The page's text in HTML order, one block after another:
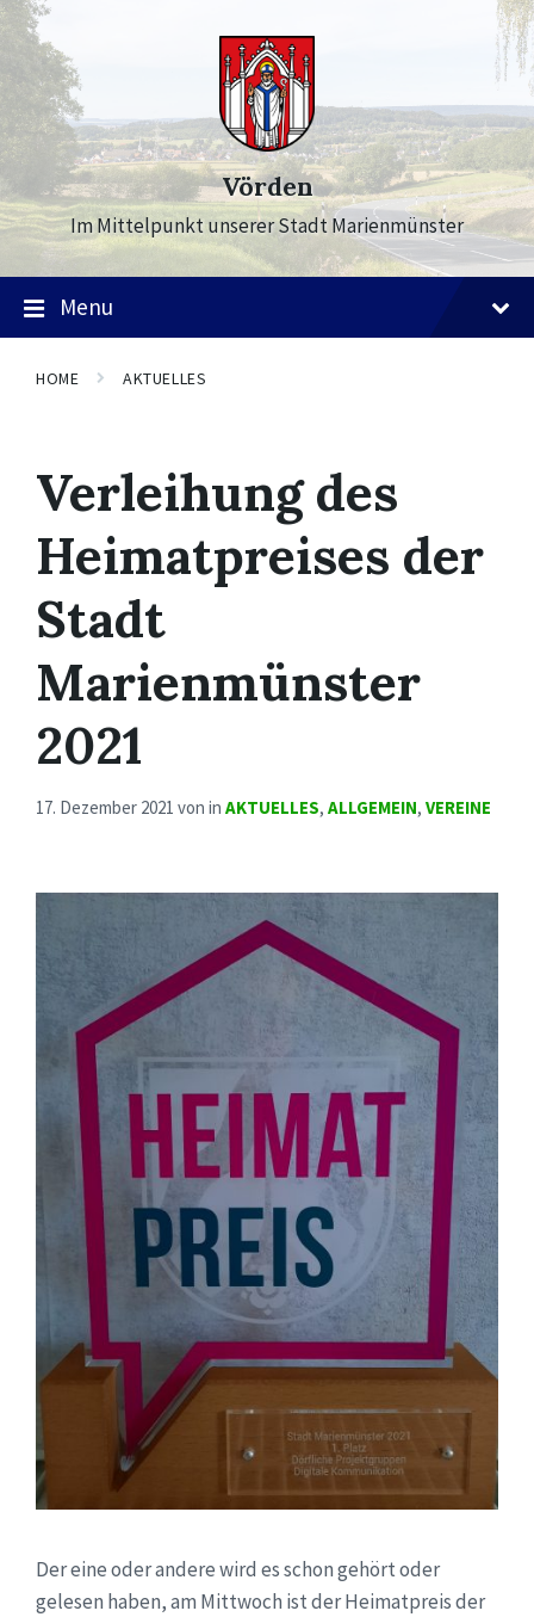
Skip
to
content
Skip
to
main
navigation
Skip
to
footer
Vörden
Im Mittelpunkt unserer Stadt Marienmünster
Menu
HOME AKTUELLES
Verleihung des
Heimatpreises der
Stadt
Marienmünster
2021
17. Dezember 2021 von in AKTUELLES, ALLGEMEIN, VEREINE
Der eine oder andere wird es schon gehört oder
gelesen haben, am Mittwoch ist der Heimatpreis der